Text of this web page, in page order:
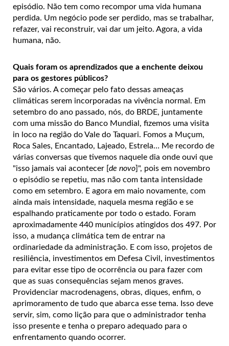
episódio. Não tem como recompor uma vida humana
perdida. Um negócio pode ser perdido, mas se trabalhar,
refazer, vai reconstruir, vai dar um jeito. Agora, a vida
humana, não.
Quais foram os aprendizados que a enchente deixou
para os gestores públicos?
São vários. A começar pelo fato dessas ameaças
climáticas serem incorporadas na vivência normal. Em
setembro do ano passado, nós, do BRDE, juntamente
com uma missão do Banco Mundial, fizemos uma visita
in loco na região do Vale do Taquari. Fomos a Muçum,
Roca Sales, Encantado, Lajeado, Estrela… Me recordo de
várias conversas que tivemos naquele dia onde ouvi que
"isso jamais vai acontecer [de novo]", pois em novembro
o episódio se repetiu, mas não com tanta intensidade
como em setembro. E agora em maio novamente, com
ainda mais intensidade, naquela mesma região e se
espalhando praticamente por todo o estado. Foram
aproximadamente 440 municípios atingidos dos 497. Por
isso, a mudança climática tem de entrar na
ordinariedade da administração. E com isso, projetos de
resiliência, investimentos em Defesa Civil, investimentos
para evitar esse tipo de ocorrência ou para fazer com
que as suas consequências sejam menos graves.
Providenciar macrodenagens, obras, diques, enfim, o
aprimoramento de tudo que abarca esse tema. Isso deve
servir, sim, como lição para que o administrador tenha
isso presente e tenha o preparo adequado para o
enfrentamento quando ocorrer.